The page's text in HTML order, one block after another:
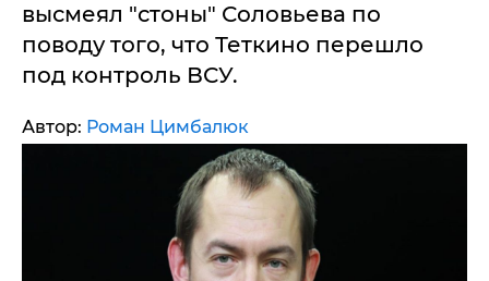
высмеял "стоны" Соловьева по
поводу того, что Теткино перешло
под контроль ВСУ.
Автор: Роман Цимбалюк